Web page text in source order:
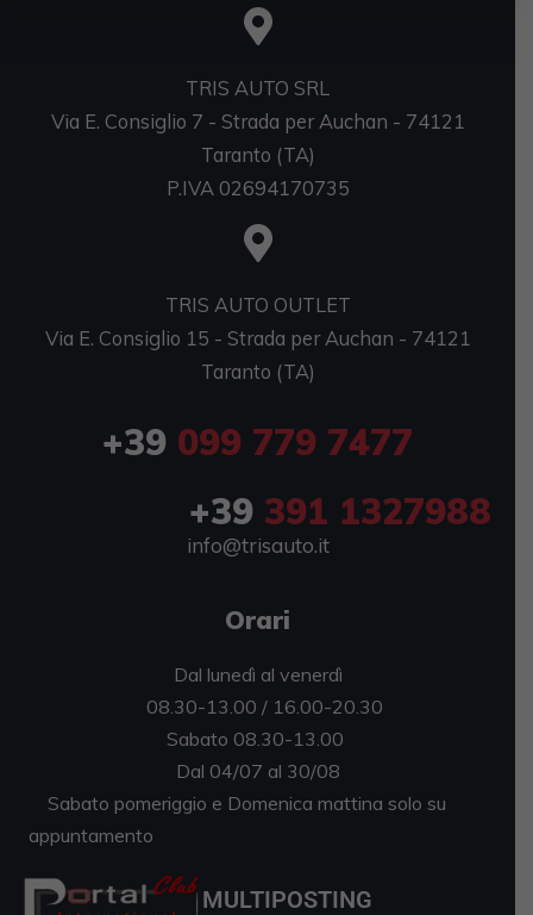
TRIS AUTO SRL
Via E. Consiglio 7 - Strada per Auchan - 74121
Taranto (TA)
P.IVA 02694170735
TRIS AUTO OUTLET
Via E. Consiglio 15 - Strada per Auchan - 74121
Taranto (TA)
+39 099 779 7477
+39 391 1327988
info@trisauto.it
Orari
Dal lunedì al venerdì
08.30-13.00 / 16.00-20.30
Sabato 08.30-13.00
Dal 04/07 al 30/08
Sabato pomeriggio e Domenica mattina solo su
appuntamento
MULTIPOSTING